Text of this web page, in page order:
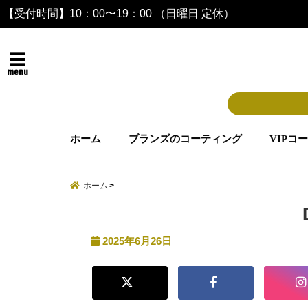
【受付時間】10：00〜19：00 （日曜日 定休）
menu
ホーム ブランズのコーティング VIPコ
ホーム
2025年6月26日